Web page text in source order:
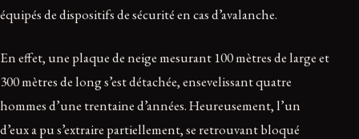
équipés de dispositifs de sécurité en cas d’avalanche.
En effet, une plaque de neige mesurant 100 mètres de large et
300 mètres de long s’est détachée, ensevelissant quatre
hommes d’une trentaine d’années. Heureusement, l’un
d’eux a pu s’extraire partiellement, se retrouvant bloqué